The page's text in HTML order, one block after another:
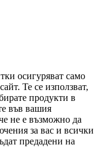
осигуряват само
Те се използват,
продукти в
във вашия
не е възможно да
за вас и всички
предадени на